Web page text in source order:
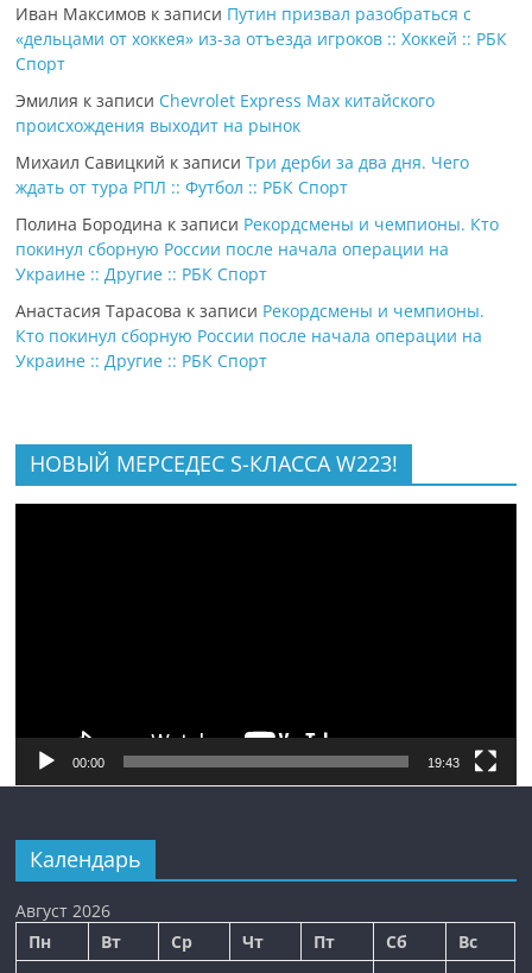
Иван Максимов к записи Путин призвал разобраться с
«дельцами от хоккея» из-за отъезда игроков :: Хоккей :: РБК
Спорт
Эмилия к записи Chevrolet Express Max китайского
происхождения выходит на рынок
Михаил Савицкий к записиТри дерби за два дня. Чего
ждать от тура РПЛ :: Футбол :: РБК Спорт
Полина Бородина к записи Рекордсмены и чемпионы. Кто
покинул сборную России после начала операции на
Украине :: Другие :: РБК Спорт
Анастасия Тарасова к записи Рекордсмены и чемпионы.
Кто покинул сборную России после начала операции на
Украине :: Другие :: РБК Спорт
НОВЫЙ МЕРСЕДЕС S-КЛАССА W223!
00:00 19:43
Календарь
Август 2026
Пн
Вт Ср Чт Пт Сб
Вс